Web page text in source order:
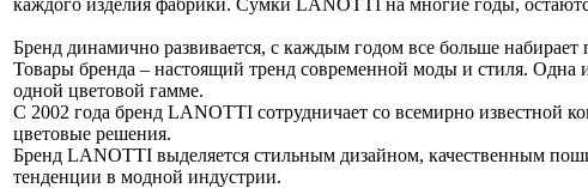
Бренд динамично развивается, с каждым годом все больше
Товары бренда – настоящий тренд современной моды и стиля. Одна
одной цветовой гамме.
С 2002 года бренд LANOTTI сотрудничает со всемирно известной
цветовые решения.
Бренд LANOTTI выделяется стильным дизайном, качественным
тенденции в модной индустрии.